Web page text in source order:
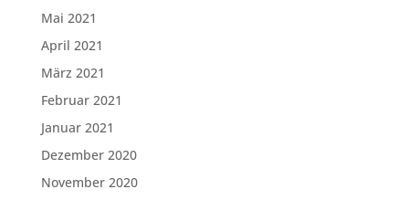
Mai 2021
April 2021
März 2021
Februar 2021
Januar 2021
Dezember 2020
November 2020